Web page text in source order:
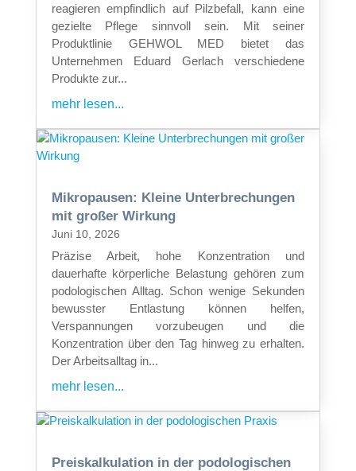
reagieren empfindlich auf Pilzbefall, kann eine
gezielte Pflege sinnvoll sein. Mit seiner
Produktlinie GEHWOL MED bietet das
Unternehmen Eduard Gerlach verschiedene
Produkte zur...
mehr lesen...
Mikropausen: Kleine Unterbrechungen
mit großer Wirkung
Juni 10, 2026
Präzise Arbeit, hohe Konzentration und
dauerhafte körperliche Belastung gehören zum
podologischen Alltag. Schon wenige Sekunden
bewusster Entlastung können helfen,
Verspannungen vorzubeugen und die
Konzentration über den Tag hinweg zu erhalten.
Der Arbeitsalltag in...
mehr lesen...
Preiskalkulation in der podologischen